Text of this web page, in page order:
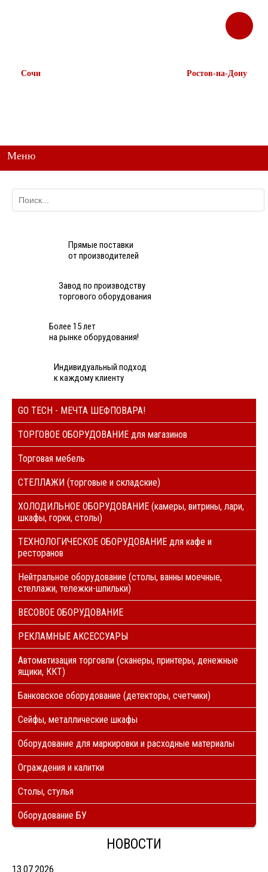
Сочи
ЗАКАЗАТЬ
ЗВОНОК
Ростов-на-Дону
Меню
Прямые поставки
от производителей
Завод по производству
торгового оборудования
Более 15 лет
на рынке оборудования!
Индивидуальный подход
к каждому клиенту
GO TECH - МЕЧТА ШЕФПОВАРА!
ТОРГОВОЕ ОБОРУДОВАНИЕ для магазинов
Торговая мебель
СТЕЛЛАЖИ (торговые и складские)
ХОЛОДИЛЬНОЕ ОБОРУДОВАНИЕ (камеры, витрины, лари,
шкафы, горки, столы)
ТЕХНОЛОГИЧЕСКОЕ ОБОРУДОВАНИЕ для кафе и
ресторанов
Нейтральное оборудование (столы, ванны моечные,
стеллажи, тележки-шпильки)
ВЕСОВОЕ ОБОРУДОВАНИЕ
РЕКЛАМНЫЕ АКСЕССУАРЫ
Автоматизация торговли (сканеры, принтеры, денежные
ящики, ККТ)
Банковское оборудование (детекторы, счетчики)
Сейфы, металлические шкафы
Оборудование для маркировки и расходные материалы
Ограждения и калитки
Столы, стулья
Оборудование БУ
НОВОСТИ
13.07.2026